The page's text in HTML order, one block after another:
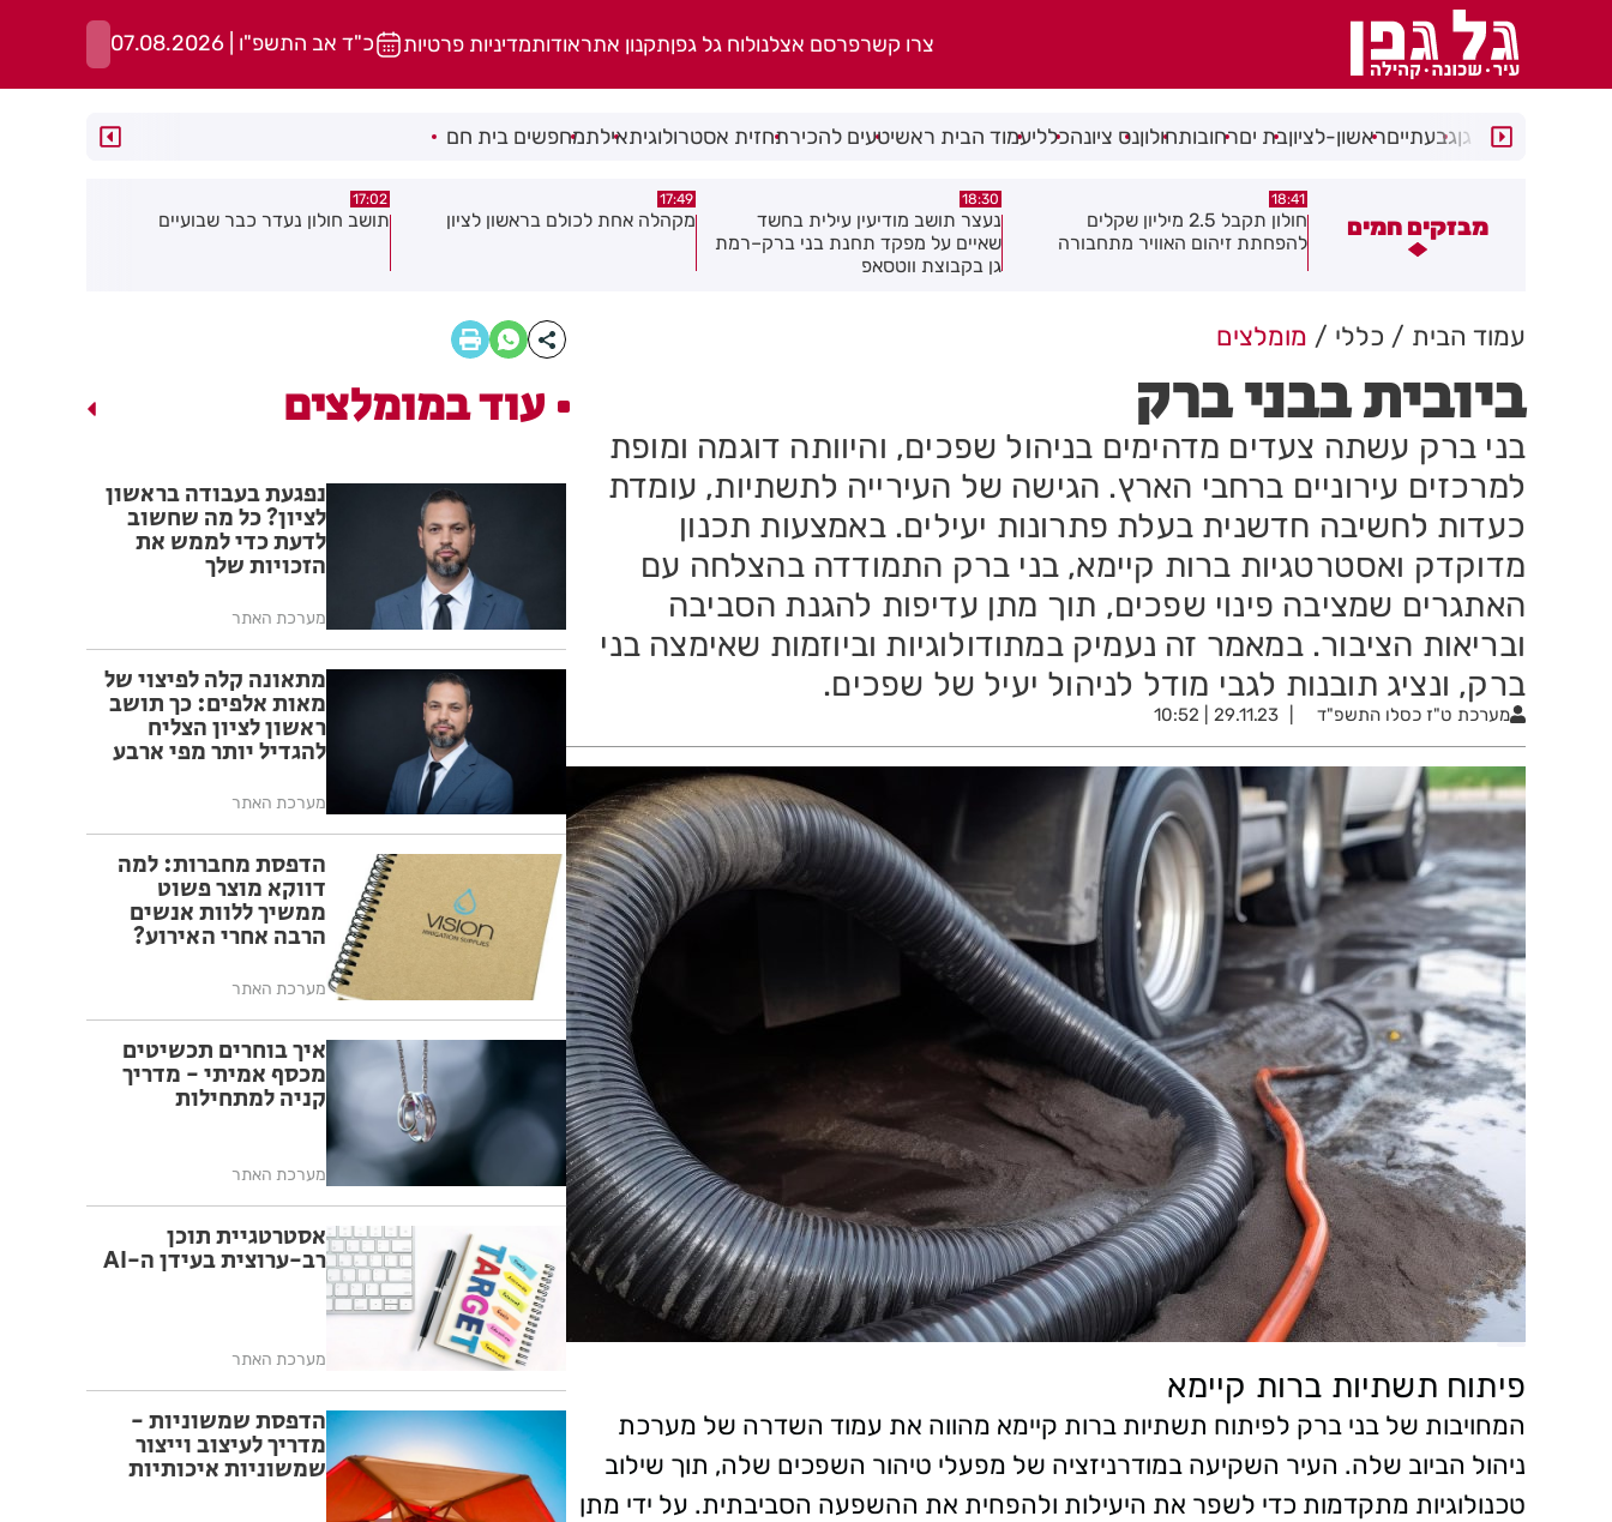
צרו קשרפרסם אצלנולוח גל גפןתקנון אתראודותמדיניות פרטיות כ"ד אב התשפ"ו | 07.08.2026
רמת גןגבעתייםראשון-לציוןבת יםרחובותחולוןנס ציונהכלליעמוד הבית ראשיטעים להכירתחזית אסטרולוגיתאילתמחפשים בית חם
מבזקים חמים
חולון תקבל 2.5 מיליון שקלים
להפחתת זיהום האוויר מתחבורה
18:30
נעצר תושב מודיעין עילית בחשד
שאיים על מפקד תחנת בני ברק–רמת
17:49
מקהלה אחת לכולם בראשון לציון
17:02
תושב חולון נעדר כבר שבועיים
15:21
"הרצל שמח בחמישי": עיריית רחובות
עמוד הבית כללי מומלצים
ביובית בבני ברק
בני ברק עשתה צעדים מדהימים בניהול שפכים, והיוותה דוגמה ומופת
למרכזים עירוניים ברחבי הארץ. הגישה של העירייה לתשתיות, עומדת
כעדות לחשיבה חדשנית בעלת פתרונות יעילים. באמצעות תכנון
מדוקדק ואסטרטגיות ברות קיימא, בני ברק התמודדה בהצלחה עם
האתגרים שמציבה פינוי שפכים, תוך מתן עדיפות להגנת הסביבה
ובריאות הציבור. במאמר זה נעמיק במתודולוגיות וביוזמות שאימצה בני
ברק, ונציג תובנות לגבי מודל לניהול יעיל של שפכים.
מערכת ט"ז כסלו התשפ"ד 29.11.23 | 10:52
פיתוח תשתיות ברות קיימא
המחויבות של בני ברק לפיתוח תשתיות ברות קיימא מהווה את עמוד השדרה של מערכת
ניהול הביוב שלה. העיר השקיעה במודרניזציה של מפעלי טיהור השפכים שלה, תוך שילוב
טכנולוגיות מתקדמות כדי לשפר את היעילות ולהפחית את ההשפעה הסביבתית. על ידי מתן
עוד במומלצים
נפגעת בעבודה בראשון
לציון? כל מה שחשוב
לדעת כדי לממש את
הזכויות שלך
מערכת האתר
מתאונה קלה לפיצוי של
מאות אלפים: כך תושב
ראשון לציון הצליח
להגדיל יותר מפי ארבע
הביטוח
מערכת האתר
הדפסת מחברות: למה
דווקא מוצר פשוט
ממשיך ללוות אנשים
הרבה אחרי האירוע?
מערכת האתר
איך בוחרים תכשיטים
מכסף אמיתי - מדריך
קניה למתחילות
מערכת האתר
אסטרטגיית תוכן
רב-ערוצית בעידן ה-AI
מערכת האתר
הדפסת שמשוניות -
מדריך לעיצוב וייצור
שמשוניות איכותיות